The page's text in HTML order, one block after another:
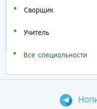
Сварщик
Учитель
Все специальности